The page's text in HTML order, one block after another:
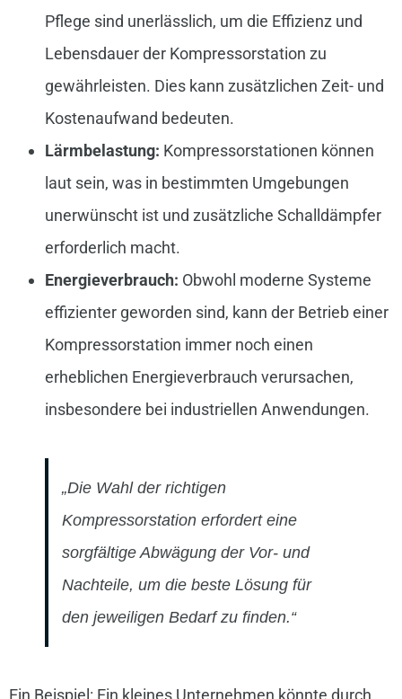
Pflege sind unerlässlich, um die Effizienz und
Lebensdauer der Kompressorstation zu
gewährleisten. Dies kann zusätzlichen Zeit- und
Kostenaufwand bedeuten.
Lärmbelastung: Kompressorstationen können
laut sein, was in bestimmten Umgebungen
unerwünscht ist und zusätzliche Schalldämpfer
erforderlich macht.
Energieverbrauch: Obwohl moderne Systeme
effizienter geworden sind, kann der Betrieb einer
Kompressorstation immer noch einen
erheblichen Energieverbrauch verursachen,
insbesondere bei industriellen Anwendungen.
„Die Wahl der richtigen
Kompressorstation erfordert eine
sorgfältige Abwägung der Vor- und
Nachteile, um die beste Lösung für
den jeweiligen Bedarf zu finden.“
Ein Beispiel: Ein kleines Unternehmen könnte durch